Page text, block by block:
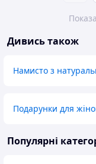
Дивись також
Намисто з
Подарунки для
Популярні